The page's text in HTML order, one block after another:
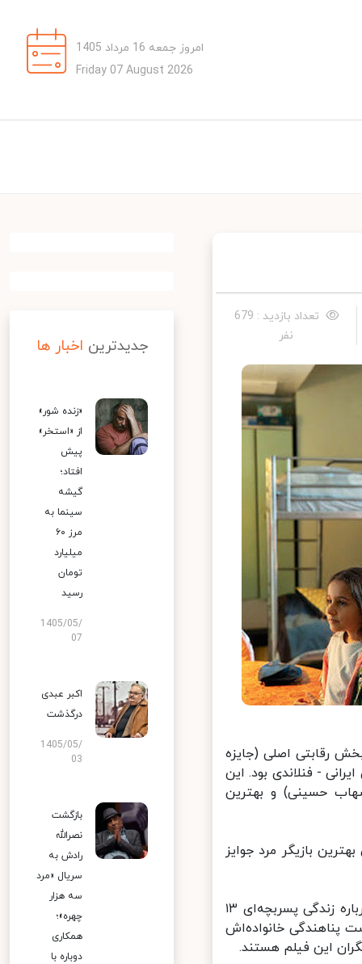
امروز جمعه 16 مرداد 1405
Friday 07 August 2026
تعداد بازدید : 679
نفر
تا ۷ مهر برگزار شد، در بخش رقابتی اصلی (جایزه
- فنلاندی بود. این
حسینی) و بهترین
بازیگر مرد جوایز
«اولین برف» که پیش‌تر در بخش نسل جشنواره فیلم برلین رونمایی شد درباره زندگی پسربچه‌ای ۱۳
خانواده‌اش
این فیلم هستند.
جدیدترین اخبار ها
«زنده شور»
از «استخر»
پیش
افتاد؛
گیشه
سینما به
مرز ۶۰
میلیارد
تومان
رسید
1405/05/
07
اکبر عبدی
درگذشت
1405/05/
03
بازگشت
نصرالله
رادش به
سریال «مرد
سه هزار
چهره»؛
همکاری
دوباره با